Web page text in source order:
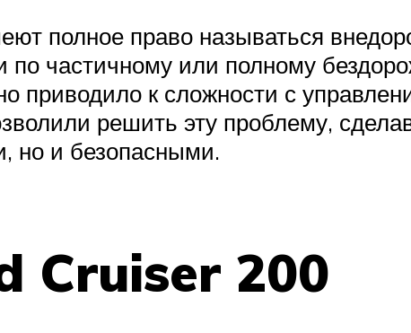
полное право называться
по частичному или полному
приводило к сложности с
решить эту проблему,
но и безопасными.
Cruiser 200